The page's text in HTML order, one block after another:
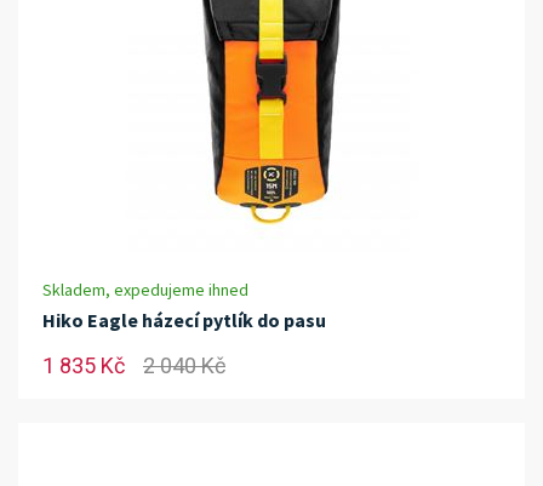
Skladem, expedujeme ihned
Hiko Eagle házecí pytlík do pasu
1 835 Kč 2 040 Kč